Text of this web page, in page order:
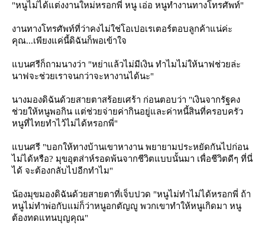
"หนูไม่ได้แต่งงานใหม่หรอกพี่ หนู เอ่อ หนูทำงานทางโทรศัพท์"
งานทางโทรศัพท์ที่ว่าคงไม่ใช่โอเปอเรเตอร์ตอบลูกค้าแน่ค่ะ
คุณ...เพียงแค่นี้ดิฉันก็พอเข้าใจ
บนศรีก็ถามนางว่า "หย่าแล้วไม่มีเงิน ทำไมไม่ให้นาฟช่วยล่ะ
นาฟจะช่วยเราจนกว่าจะหางานได้นะ"
นางมองดิฉันด้วยสายตาสร้อยเศร้า ก่อนตอบว่า "เงินจากรัฐคง
ช่วยให้หนูพอกิน แต่ช่วยจ่ายค่ากินอยู่และค่าหนี้สินที่ครอบครัว
หนูที่ไทยทำไว้ไม่ได้หรอกพี่"
บนศรี "บอกให้ทางบ้านเขาหางาน พยายามประหยัดกันไปก่อน
ไม่ได้หรือ? มุขอุตส่าห์รอดพ้นจากชีวิตแบบนั้นมา เพื่อชีวิตดีๆ ที่นี่
ได้ จะต้องกลับไปอีกทำไม"
น้องมุขมองดิฉันด้วยสายตาที่เจ็บปวด "หนูไม่ทำไม่ได้หรอกพี่ ถ้า
หนูไม่ทำพ่อกับแม่ก็ว่าหนูอกตัญญู พวกเขาทำให้หนูเกิดมา หนู
ต้องทดแทนบุญคุณ"